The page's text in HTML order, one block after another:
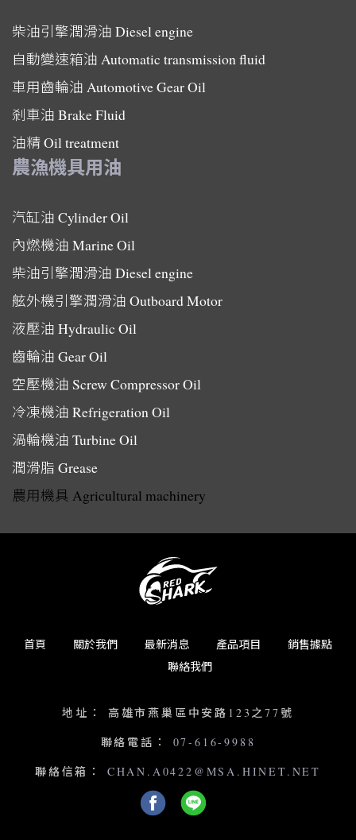
柴油引擎潤滑油 Diesel engine
自動變速箱油 Automatic transmission fluid
車用齒輪油 Automotive Gear Oil
剎車油 Brake Fluid
油精Oil treatment
農漁機具用油
汽缸油 Cylinder Oil
內燃機油 Marine Oil
柴油引擎潤滑油 Diesel engine
舷外機引擎潤滑油 Outboard Motor
液壓油 Hydraulic Oil
齒輪油 Gear Oil
空壓機油 Screw Compressor Oil
冷凍機油 Refrigeration Oil
渦輪機油 Turbine Oil
潤滑脂 Grease
農用機具 Agricultural machinery
首頁 關於我們 最新消息 產品項目
銷售據點
聯絡我們
地址：
高雄市燕巢區中安路123之77號
聯絡電話：
07-616-9988
聯絡信箱： CHAN.A0422@MSA.HINET.NET